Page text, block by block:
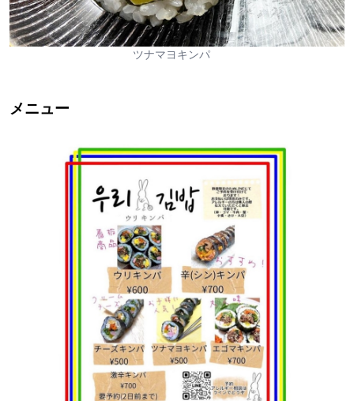
ツナマヨキンパ
メニュー